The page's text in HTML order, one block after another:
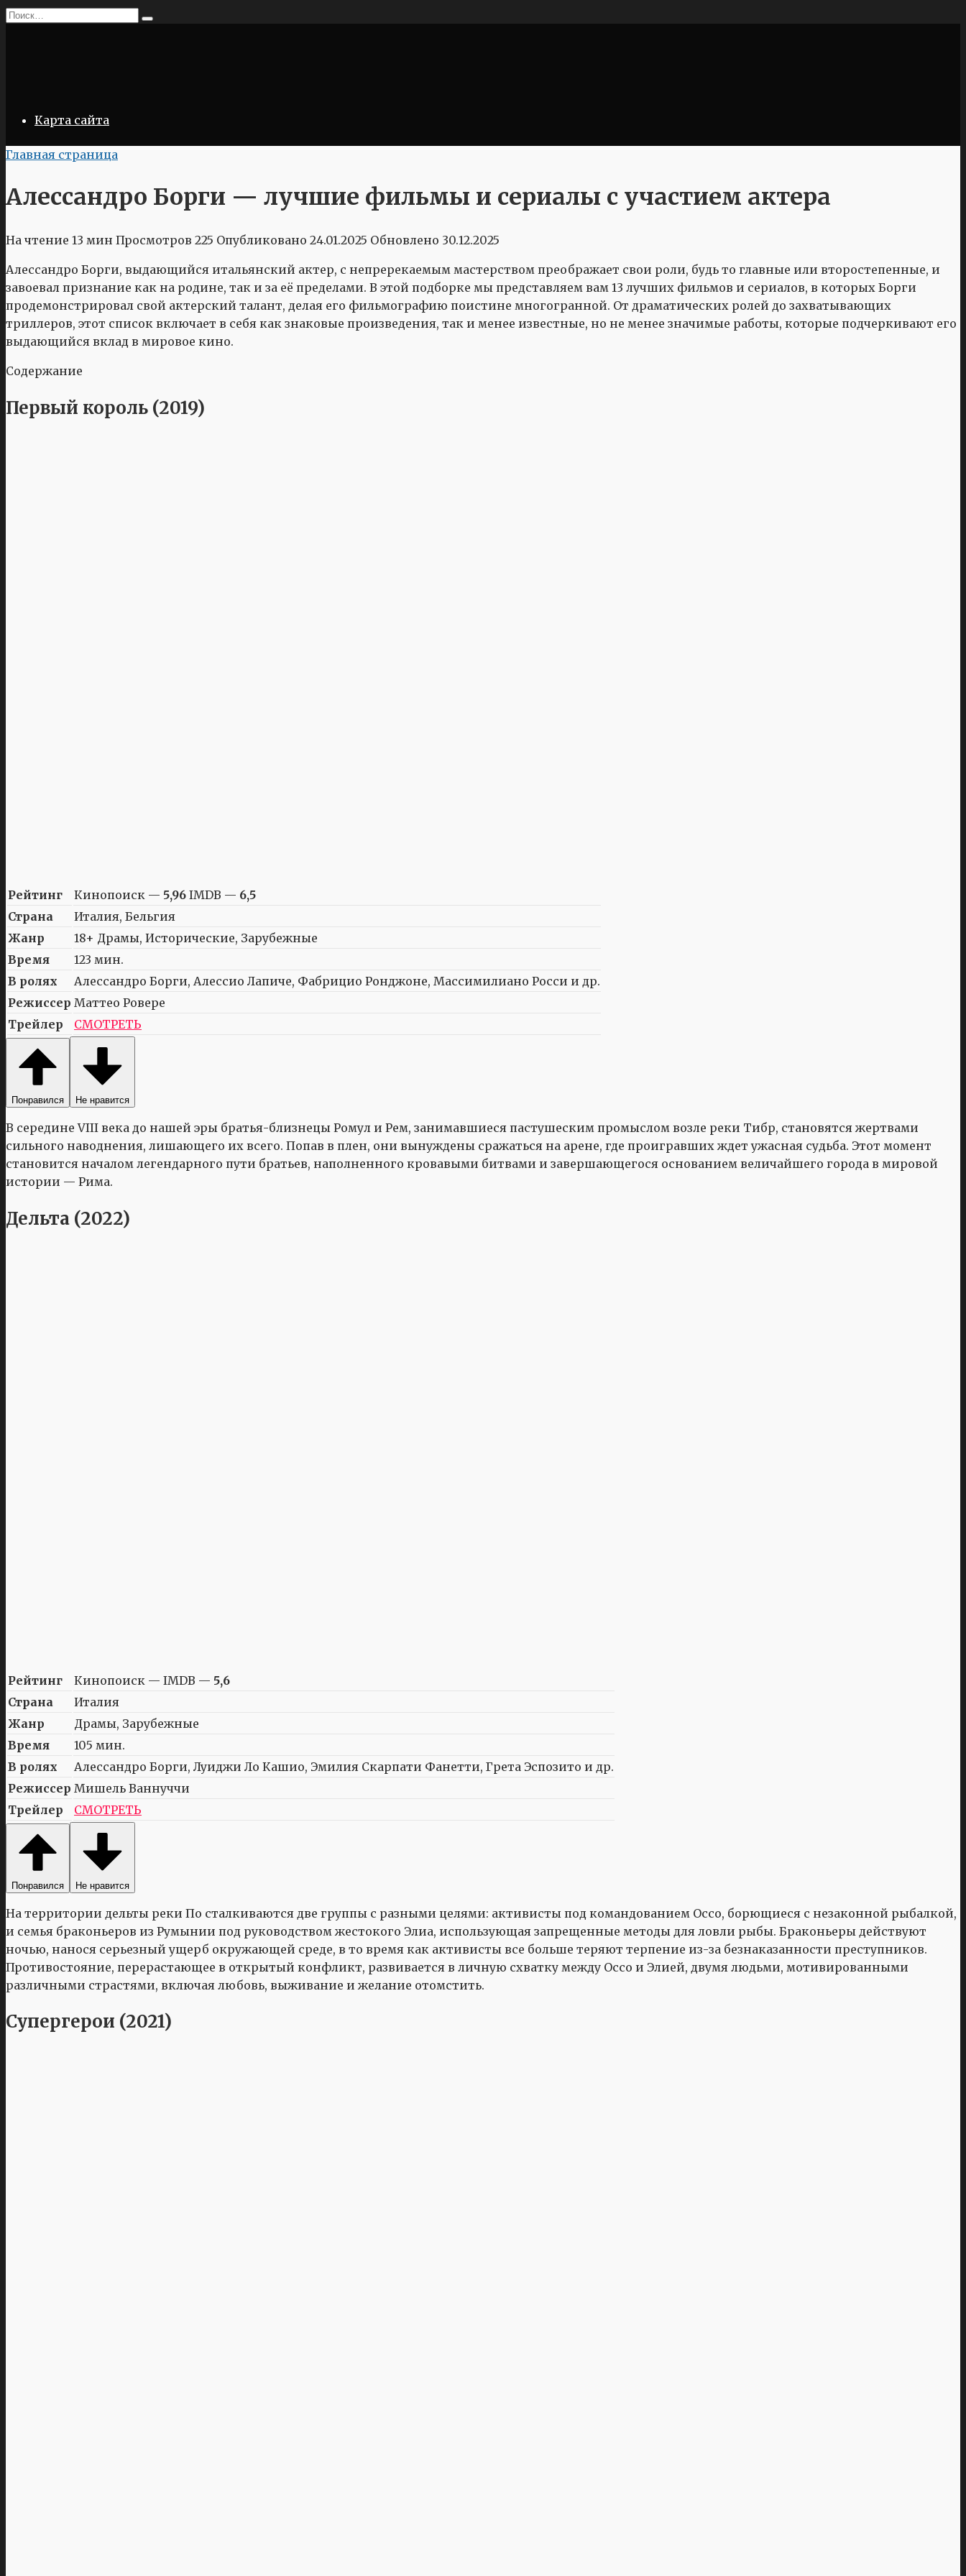
Перейти
Search
Карта сайта
Главная страница
Алессандро Борги — лучшие фильмы и сериалы с участием актера
На чтение 13 мин Просмотров 225 Опубликовано 24.01.2025 Обновлено 30.12.2025
Алессандро Борги, выдающийся итальянский актер, с непререкаемым мастерством преображает свои роли, будь то главные или второстепенные, и
завоевал признание как на родине, так и за её пределами. В этой подборке мы представляем вам 13 лучших фильмов и сериалов, в которых Борги
продемонстрировал свой актерский талант, делая его фильмографию поистине многогранной. От драматических ролей до захватывающих
триллеров, этот список включает в себя как знаковые произведения, так и менее известные, но не менее значимые работы, которые подчеркивают его
выдающийся вклад в мировое кино.
Содержание
Первый король (2019)
Рейтинг Кинопоиск — 5,96 IMDB — 6,5
Страна
Италия, Бельгия
Жанр
18+ Драмы, Исторические, Зарубежные
Время
123 мин.
В ролях
Алессандро Борги, Алессио Лапиче, Фабрицио Ронджоне, Массимилиано Росси и др.
Режиссер Маттео Ровере
Трейлер
СМОТРЕТЬ
Понравился Не нравится
В середине VIII века до нашей эры братья-близнецы Ромул и Рем, занимавшиеся пастушеским промыслом возле реки Тибр, становятся жертвами
сильного наводнения, лишающего их всего. Попав в плен, они вынуждены сражаться на арене, где проигравших ждет ужасная судьба. Этот момент
становится началом легендарного пути братьев, наполненного кровавыми битвами и завершающегося основанием величайшего города в мировой
истории — Рима.
Дельта (2022)
Рейтинг Кинопоиск — IMDB — 5,6
Страна
Италия
Жанр
Драмы, Зарубежные
Время
105 мин.
В ролях
Алессандро Борги, Луиджи Ло Кашио, Эмилия Скарпати Фанетти, Грета Эспозито и др.
Режиссер Мишель Ваннуччи
Трейлер
СМОТРЕТЬ
Понравился Не нравится
На территории дельты реки По сталкиваются две группы с разными целями: активисты под командованием Оссо, борющиеся с незаконной рыбалкой,
и семья браконьеров из Румынии под руководством жестокого Элиа, использующая запрещенные методы для ловли рыбы. Браконьеры действуют
ночью, нанося серьезный ущерб окружающей среде, в то время как активисты все больше теряют терпение из-за безнаказанности преступников.
Противостояние, перерастающее в открытый конфликт, развивается в личную схватку между Оссо и Элией, двумя людьми, мотивированными
различными страстями, включая любовь, выживание и желание отомстить.
Супергерои (2021)